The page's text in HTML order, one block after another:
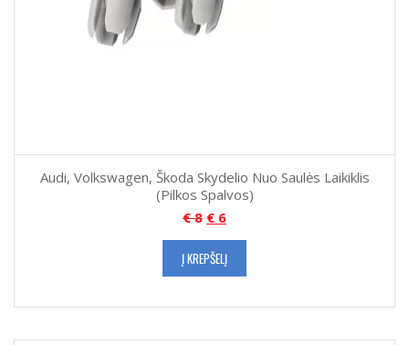
Audi, Volkswagen, Škoda Skydelio Nuo Saulės Laikiklis
(Pilkos Spalvos)
€8 € 6
Į KREPŠELĮ